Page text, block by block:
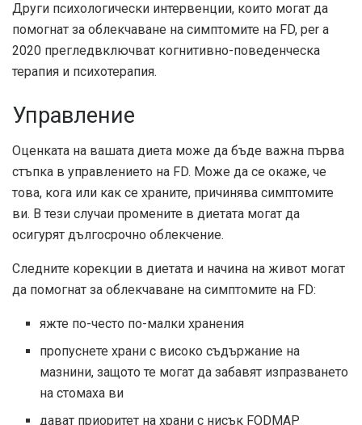
Други психологически интервенции, които могат да
помогнат за облекчаване на симптомите на FD, per a
2020 прегледвключват когнитивно-поведенческа
терапия и психотерапия.
Управление
Оценката на вашата диета може да бъде важна първа
стъпка в управлението на FD. Може да се окаже, че
това, кога или как се храните, причинява симптомите
ви. В тези случаи промените в диетата могат да
осигурят дългосрочно облекчение.
Следните корекции в диетата и начина на живот могат
да помогнат за облекчаване на симптомите на FD:
яжте по-често по-малки хранения
пропуснете храни с високо съдържание на
мазнини, защото те могат да забавят изпразването
на стомаха ви
дават приоритет на храни с нисък FODMAP